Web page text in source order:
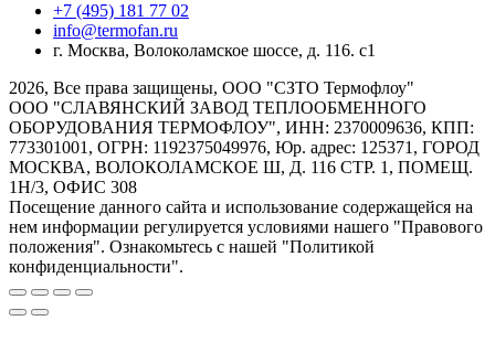
+7 (495) 181 77 02
info@termofan.ru
г. Москва, Волоколамское шоссе, д. 116. с1
2026, Все права защищены, ООО "СЗТО Термофлоу"
ООО "СЛАВЯНСКИЙ ЗАВОД ТЕПЛООБМЕННОГО
ОБОРУДОВАНИЯ ТЕРМОФЛОУ", ИНН: 2370009636, КПП:
773301001, ОГРН: 1192375049976, Юр. адрес: 125371, ГОРОД
МОСКВА, ВОЛОКОЛАМСКОЕ Ш, Д. 116 СТР. 1, ПОМЕЩ.
1Н/3, ОФИС 308
Посещение данного сайта и использование содержащейся на
нем информации регулируется условиями нашего "Правового
положения". Ознакомьтесь с нашей "Политикой
конфиденциальности".